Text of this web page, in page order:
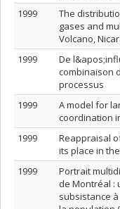
1999
The
gases and
Volcano,
1999
De
combinaison
processus
1999
A model for
coordination
1999
Reappraisal
its place in
1999
Portrait
de Montréal :
subsistance